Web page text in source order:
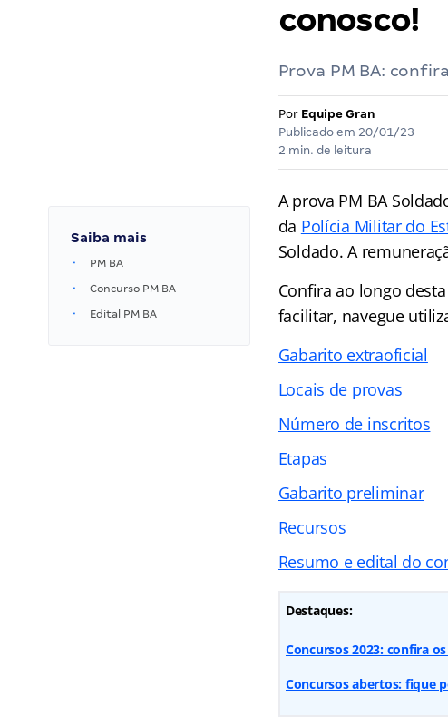
conosco!
Prova PM BA:
Por Equipe Gran
Publicado em 20/01/23
2 min. de leitura
Saiba mais
PM BA
Concurso PM BA
Edital PM BA
A prova PM BA
da Polícia Militar do
Soldado. A
Confira ao longo
facilitar, navegue
Gabarito extraoficial
Locais de provas
Número de inscritos
Etapas
Gabarito preliminar
Recursos
Resumo e edital do
Destaques:
Concursos 2023: confira
Concursos abertos: fique